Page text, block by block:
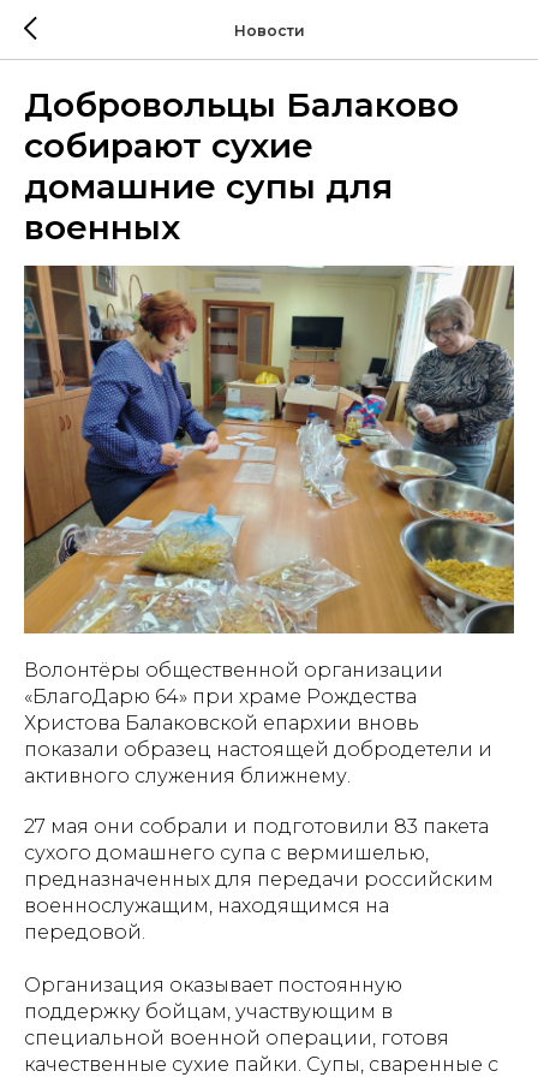
Новости
Добровольцы Балаково
собирают сухие
домашние супы для
военных
Волонтёры общественной организации
«БлагоДарю 64» при храме Рождества
Христова Балаковской епархии вновь
показали образец настоящей добродетели и
активного служения ближнему.
27 мая они собрали и подготовили 83 пакета
сухого домашнего супа с вермишелью,
предназначенных для передачи российским
военнослужащим, находящимся на
передовой.
Организация оказывает постоянную
поддержку бойцам, участвующим в
специальной военной операции, готовя
качественные сухие пайки. Супы, сваренные с